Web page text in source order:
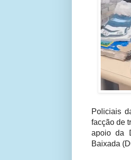
Policiais
facção de
apoio da
Baixada